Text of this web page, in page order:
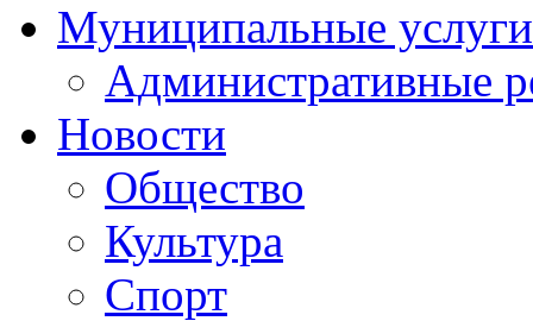
Муниципальные услуги
Административные
Новости
Общество
Культура
Спорт